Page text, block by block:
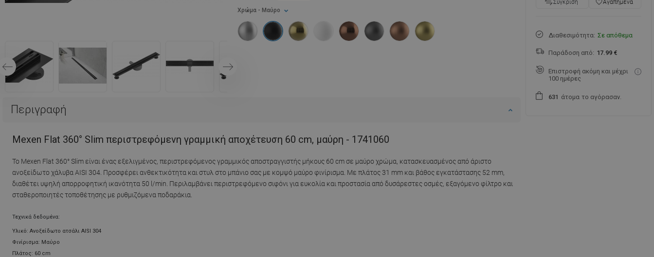
Χρώμα - Μαύρο
Περιγραφή
Mexen Flat 360° Slim περιστρεφόμενη γραμμική αποχέτευση 60 cm, μαύρη - 1741060
Το Mexen Flat 360° Slim είναι ένας εξελιγμένος, περιστρεφόμενος γραμμικός αποστραγγιστής μήκους 60 cm σε μαύρο χρώμα, κατασκευασμένος από άριστο
ανοξείδωτο χάλυβα AISI 304. Προσφέρει ανθεκτικότητα και στυλ στο μπάνιο σας με κομψό μαύρο φινίρισμα. Με πλάτος 31 mm και βάθος εγκατάστασης 52 mm,
διαθέτει υψηλή απορροφητική ικανότητα 50 l/min. Περιλαμβάνει περιστρεφόμενο σιφόνι για ευκολία και προστασία από δυσάρεστες οσμές, εξαγόμενo φίλτρο και
σταθεροποιητές τοποθέτησης με ρυθμιζόμενα ποδαράκια.
Τεχνικά δεδομένα:
Υλικό: Ανοξείδωτο ατσάλι AISI 304
Φινίρισμα: Μαύρο
Πλάτος: 60 cm
Σύγκριση favorite_borderΑγαπημένα
Διαθεσιμότητα: Σε απόθεμα
Παράδοση από: 17.99 €
Επιστροφή ακόμη και μέχρι
100 ημέρες
631 άτομα το αγόρασαν.